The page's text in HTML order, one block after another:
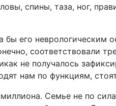
спины, таза, ног,
его неврологическим
соответствовали
не получалось
нам по функциям,
Семье не по